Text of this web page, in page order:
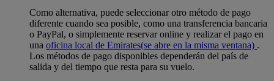
Como alternativa, puede seleccionar otro método de pago
diferente cuando sea posible, como una transferencia bancaria
o PayPal, o simplemente reservar online y realizar el pago en
una oficina local de Emirates(se abre en la misma ventana) .
Los métodos de pago disponibles dependerán del país de
salida y del tiempo que resta para su vuelo.